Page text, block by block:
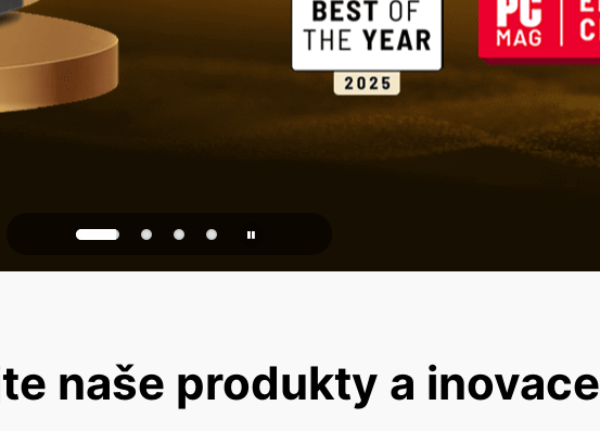
PQC Ready
budoucím kvantovým útokům
naše produkty a inovace